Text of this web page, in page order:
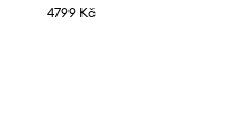
4799 Kč